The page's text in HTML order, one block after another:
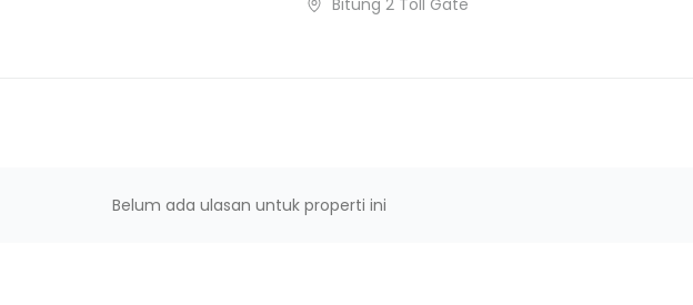
Bitung 2 Toll Gate
Belum ada ulasan untuk properti ini